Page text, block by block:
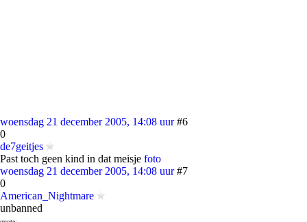
woensdag 21 december 2005, 14:08 uur #6
0
de7geitjes
Past toch geen kind in dat meisje foto
woensdag 21 december 2005, 14:08 uur #7
0
American_Nightmare
unbanned